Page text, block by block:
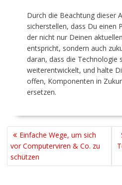
Durch die Beachtung dieser
sicherstellen, dass Du einen
der nicht nur Deinen
entspricht, sondern auch
daran, dass die Technologie
weiterentwickelt, und halte
offen, Komponenten in
ersetzen.
BEITRAGSNAVIGATION
Einfache Wege, um sich
vor Computerviren & Co. zu
schützen